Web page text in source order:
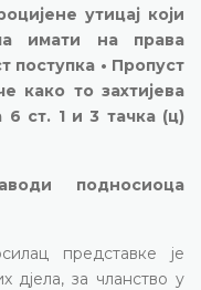
утицај који
имати на права
поступка • Пропуст
како то захтијева
ст. 1 и 3 тачка (ц)
подносиоца
представке је
дјела, за чланство у